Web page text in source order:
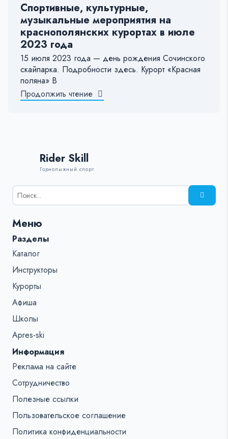
Спортивные, культурные,
музыкальные мероприятия на
краснополянских курортах в июле
2023 года
15 июля 2023 года — день рождения Сочинского
скайпарка. Подробности здесь. Курорт «Красная
поляна» В
Продолжить чтение
Rider Skill
Горнолыжный спорт
Результаты
поиска
%s:
Меню
Разделы
Каталог
Инструкторы
Курорты
Афиша
Школы
Apres-ski
Информация
Реклама на сайте
Сотрудничество
Полезные ссылки
Пользовательское соглашение
Политика конфиденциальности